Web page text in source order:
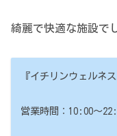
綺麗で快適な施設で
『イチリンウェルネ
営業時間：10:00〜